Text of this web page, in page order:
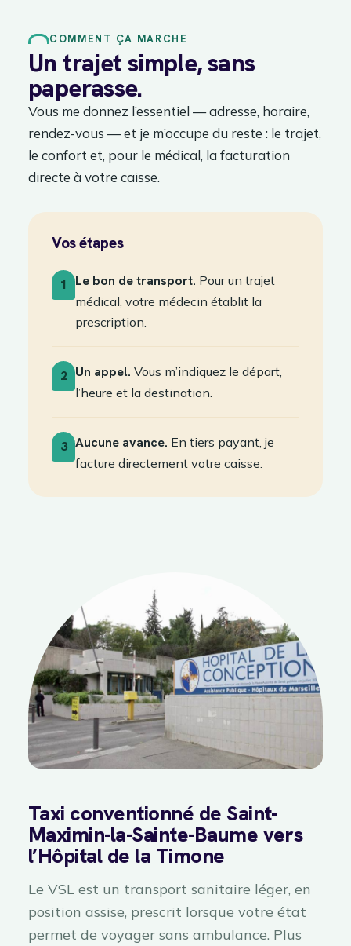
COMMENT ÇA MARCHE
Un trajet simple, sans
paperasse.
Vous me donnez l’essentiel — adresse, horaire,
rendez-vous — et je m’occupe du reste : le trajet,
le confort et, pour le médical, la facturation
directe à votre caisse.
Vos étapes
1 Le bon de transport. Pour un trajet
médical, votre médecin établit la
prescription.
2 Un appel. Vous m’indiquez le départ,
l’heure et la destination.
3 Aucune avance. En tiers payant, je
facture directement votre caisse.
Taxi conventionné de Saint-
Maximin-la-Sainte-Baume vers
l’Hôpital de la Timone
Le VSL est un transport sanitaire léger, en
position assise, prescrit lorsque votre état
permet de voyager sans ambulance. Plus